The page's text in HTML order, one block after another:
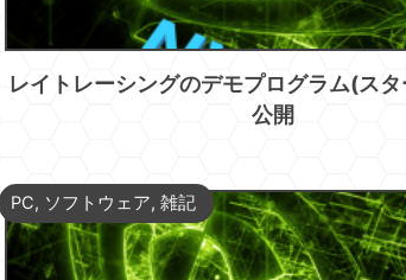
レイトレーシングのデモプログラム(ス
公開
PC, ソフトウェア,雑記